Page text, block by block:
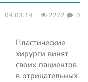
04.03.14 2272 0
Пластические
хирурги винят
своих пациентов
в отрицательных